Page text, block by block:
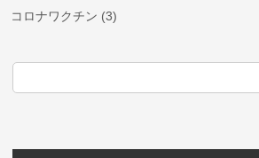
コロナワクチン (3)